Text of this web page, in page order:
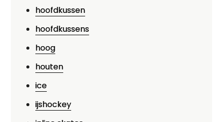
hoofdkussen
hoofdkussens
hoog
houten
ice
ijshockey